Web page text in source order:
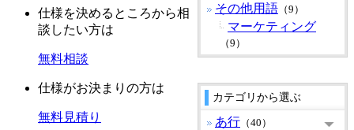
その他用語 （9）
マーケティング
（9）
カテゴリから選ぶ
あ行 （40）
仕様を決めるところから相
談したい方は
無料相談
仕様がお決まりの方は
無料見積り